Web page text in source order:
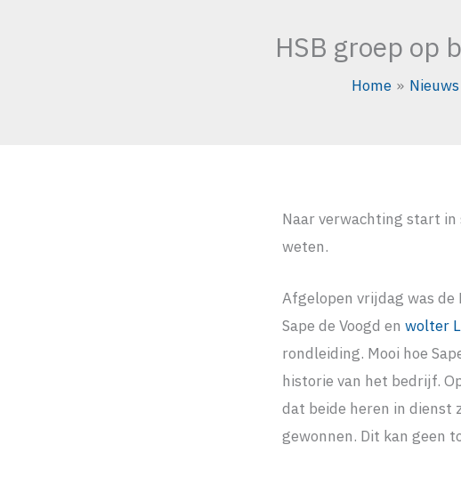
HSB groep op
Home Nieuws
Naar verwachting start in
weten.
Afgelopen vrijdag was de
Sape de Voogd en wolter
rondleiding. Mooi hoe
historie van het bedrijf.
dat beide heren in dienst
gewonnen. Dit kan geen